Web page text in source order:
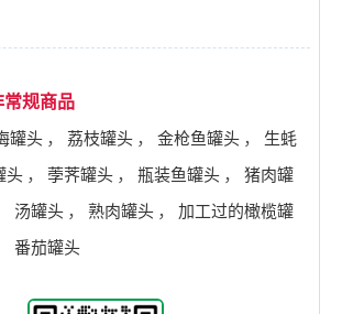
常规商品
罐头 ， 荔枝罐头 ， 金枪鱼罐头 ，
生蚝
头 ， 荸荠罐头 ， 瓶装鱼罐头 ，
猪肉罐
汤罐头 ， 熟肉罐头 ，
加工过的橄榄罐
番茄罐头